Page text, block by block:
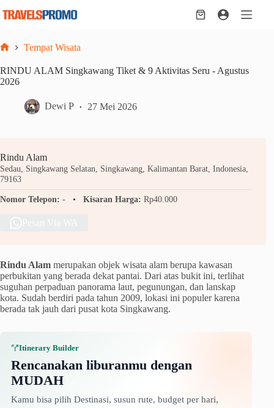
Shopping
Tempat Wisata
RINDU ALAM Singkawang Tiket & 9 Aktivitas Seru - Agustus
2026
Dewi P 27 Mei 2026
Rindu Alam
Sedau, Singkawang Selatan, Singkawang, Kalimantan Barat, Indonesia,
79163
Nomor Telepon: - Kisaran Harga: Rp40.000
Rindu Alam merupakan objek wisata alam berupa kawasan
perbukitan yang berada dekat pantai. Dari atas bukit ini, terlihat
suguhan perpaduan panorama laut, pegunungan, dan lanskap
kota. Sudah berdiri pada tahun 2009, lokasi ini populer karena
berada tak jauh dari pusat kota Singkawang.
Itinerary Builder
Rencanakan liburanmu dengan
MUDAH
Kamu bisa pilih Destinasi, susun rute, budget per hari,